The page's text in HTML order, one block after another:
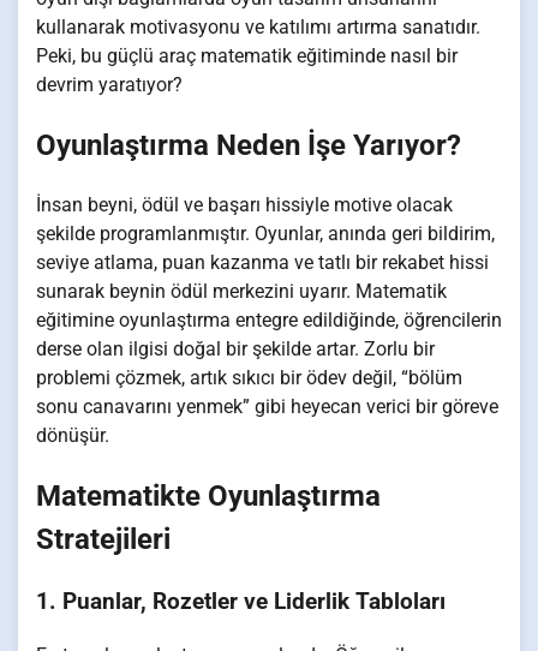
kullanarak motivasyonu ve katılımı artırma sanatıdır.
Peki, bu güçlü araç matematik eğitiminde nasıl bir
devrim yaratıyor?
Oyunlaştırma Neden İşe Yarıyor?
İnsan beyni, ödül ve başarı hissiyle motive olacak
şekilde programlanmıştır. Oyunlar, anında geri bildirim,
seviye atlama, puan kazanma ve tatlı bir rekabet hissi
sunarak beynin ödül merkezini uyarır. Matematik
eğitimine oyunlaştırma entegre edildiğinde, öğrencilerin
derse olan ilgisi doğal bir şekilde artar. Zorlu bir
problemi çözmek, artık sıkıcı bir ödev değil, “bölüm
sonu canavarını yenmek” gibi heyecan verici bir göreve
dönüşür.
Matematikte Oyunlaştırma
Stratejileri
1. Puanlar, Rozetler ve Liderlik Tabloları